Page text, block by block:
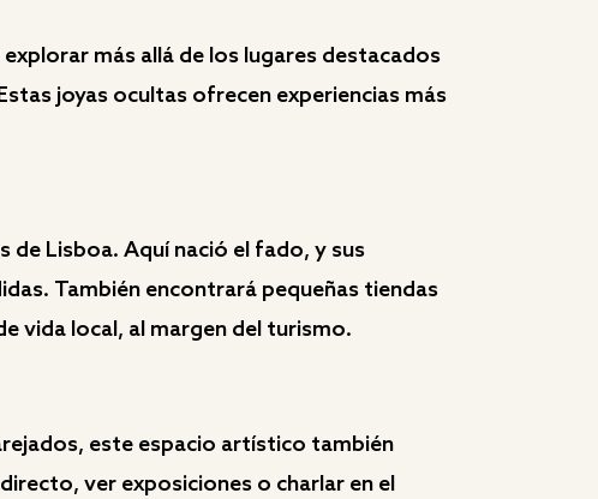
más allá de los lugares destacados
joyas ocultas ofrecen experiencias más
de Lisboa. Aquí nació el fado, y sus
También encontrará pequeñas tiendas
vida local, al margen del turismo.
este espacio artístico también
ver exposiciones o charlar en el